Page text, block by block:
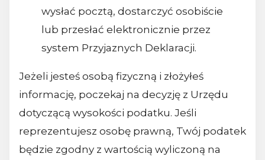
wysłać pocztą, dostarczyć osobiście
lub przesłać elektronicznie przez
system Przyjaznych Deklaracji.
Jeżeli jesteś osobą fizyczną i złożyłeś
informację, poczekaj na decyzję z Urzędu
dotyczącą wysokości podatku. Jeśli
reprezentujesz osobę prawną, Twój podatek
będzie zgodny z wartością wyliczoną na